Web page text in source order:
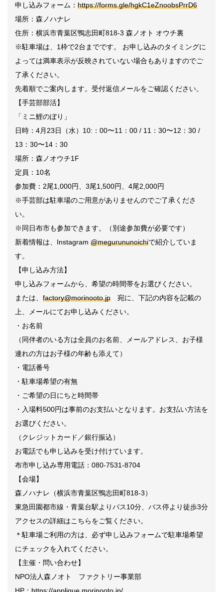
申し込みフォーム： https://forms.gle/hgkC1eZnoobsPrrD6
場所：森ノハナレ
住所：横浜市青葉区鴨志田町818-3 森ノオト オウチ裏
※駐車場は、1枠で2台までです。 お申し込みのタイミングに
よっては満車表示が反映されていない場合もありますのでご
了承ください。
先着順でご案内します。受付返信メールをご確認ください。
【手芸部部活】
「ミニ鯉のぼり」
日時：4月23日（水）10:：00〜11：00 / 11：30〜12：30 /
13：30〜14：30
場所：森ノオウチ1F
定員：10名
参加費：2尾1,000円、3尾1,500円、4尾2,000円
※手芸部は駐車場のご用意がありませんのでご了承くださ
い。
※同日布市も参加できます。（別途参加費が必要です）
新着情報は、Instagram @megurununoichiで紹介していま
す。
【申し込み方法】
申し込みフォームから、希望の時間帯をお選びください。
または、 factory@morinooto.jp 宛に、下記の内容を記載の
上、メールにてお申し込みください。
・お名前
（同伴者のいる方は全員のお名前、メールアドレス、お子様
連れの方はお子様の年齢も添えて）
・電話番号
・駐車場希望の有無
・ご希望の日にちと時間帯
・入場料500円は事前のお支払いとなります。お支払い方法を
お選びください。
（クレジットカード／銀行振込）
お電話でも申し込みを受け付けています。
布市申し込み専用電話：080-7531-8704
【会場】
森ノハナレ（横浜市青葉区鴨志田町818-3）
東急田園都市線・青葉台駅よりバス10分、バス停より徒歩3分
アクセスの詳細はこちらをご覧ください。
＊駐車場ご利用の方は、必ず申し込みフォームで駐車場希望
にチェックを入れてください。
【主催・問い合わせ】
NPO法人森ノオト ファクトリー事業部
HP： https://applique.morinooto.jp/